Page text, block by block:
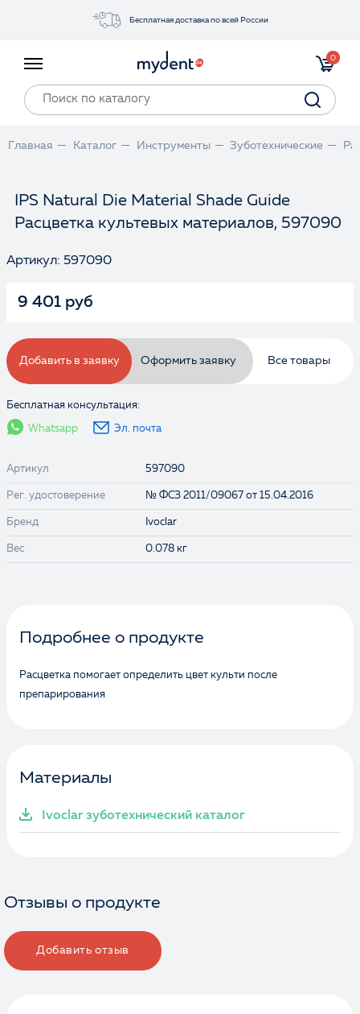
Бесплатная доставка по всей России
Прайс-лист
0
Главная Каталог Инструменты Зуботехнические
IPS Natural Die Material Shade Guide
Расцветка культевых материалов, 597090
Артикул: 597090
9 401 руб
Добавить в заявку Оформить заявку Все товары
Выбранные товары:
Ознакомлен и согласен с
Бесплатная консультация:
Whatsapp Эл. почта
Артикул 597090
Рег. удостоверение № ФСЗ 2011/09067 от 15.04.2016
Бренд Ivoclar
Вес 0.078 кг
Подробнее о продукте
Расцветка помогает определить цвет культи после
препарирования
Материалы
Ivoclar зуботехнический каталог
Отзывы о продукте
Добавить отзыв